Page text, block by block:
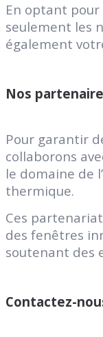
En optant pour
seulement les
également
Nos
Pour garantir
collaborons
le domaine de
thermique.
Ces
des fenêtres
soutenant des
Contactez-